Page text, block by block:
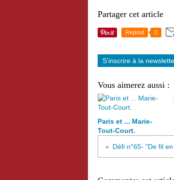
Partager cet article
Repost 0
S'inscrire à la
Vous aimerez aussi :
Paris et ... Marie-
Tout-Court.